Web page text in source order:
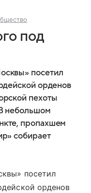
под
посетил
орденов
пехоты
небольшом
пропахшем
собирает
посетил
орденов